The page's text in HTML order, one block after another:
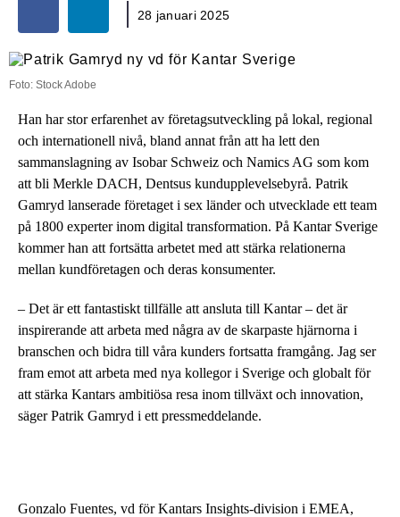
28 januari 2025
Foto: Stock Adobe
Han har stor erfarenhet av företagsutveckling på lokal, regional
och internationell nivå, bland annat från att ha lett den
sammanslagning av Isobar Schweiz och Namics AG som kom
att bli Merkle DACH, Dentsus kundupplevelsebyrå. Patrik
Gamryd lanserade företaget i sex länder och utvecklade ett team
på 1800 experter inom digital transformation. På Kantar Sverige
kommer han att fortsätta arbetet med att stärka relationerna
mellan kundföretagen och deras konsumenter.
– Det är ett fantastiskt tillfälle att ansluta till Kantar – det är
inspirerande att arbeta med några av de skarpaste hjärnorna i
branschen och bidra till våra kunders fortsatta framgång. Jag ser
fram emot att arbeta med nya kollegor i Sverige och globalt för
att stärka Kantars ambitiösa resa inom tillväxt och innovation,
säger Patrik Gamryd i ett pressmeddelande.
Gonzalo Fuentes, vd för Kantars Insights-division i EMEA,